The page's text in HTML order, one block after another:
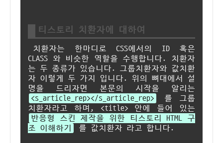
티스토리 치환자에 대하여
치환자는 한마디로 CSS에서의 ID 혹은
CLASS 와 비슷한 역할을 수행합니다. 치환자
는 두 종류가 있습니다. 그룹치환자와 값치환
자 이렇게 두 가지 입니다. 위의 뼈대에서 설
명을 드리자면 본문의 시작을 알리는
<s_article_rep></s_article_rep>
를 그룹
치환자라고 하며, <title> 안에 들어 있는
반응형 스킨 제작을 위한 티스토리 HTML 구
조 이해하기
를 값치환자 라고 합니다.